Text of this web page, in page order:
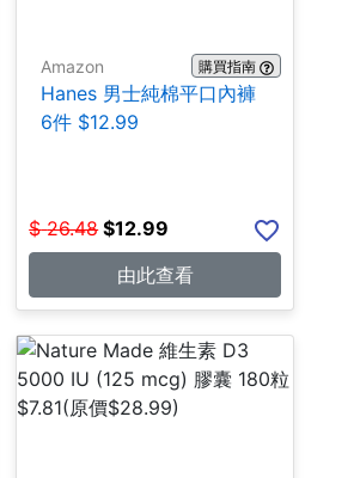
Amazon 購買指南
Hanes 男士純棉平口內褲
6件 $12.99
$ 26.48 $12.99
由此查看